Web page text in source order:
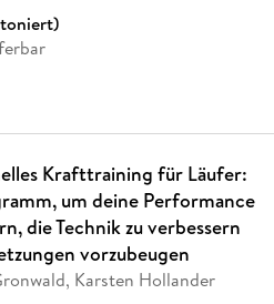
Krafttraining für Läufer:
um deine Performance
die Technik zu verbessern
vorzubeugen
Karsten Hollander